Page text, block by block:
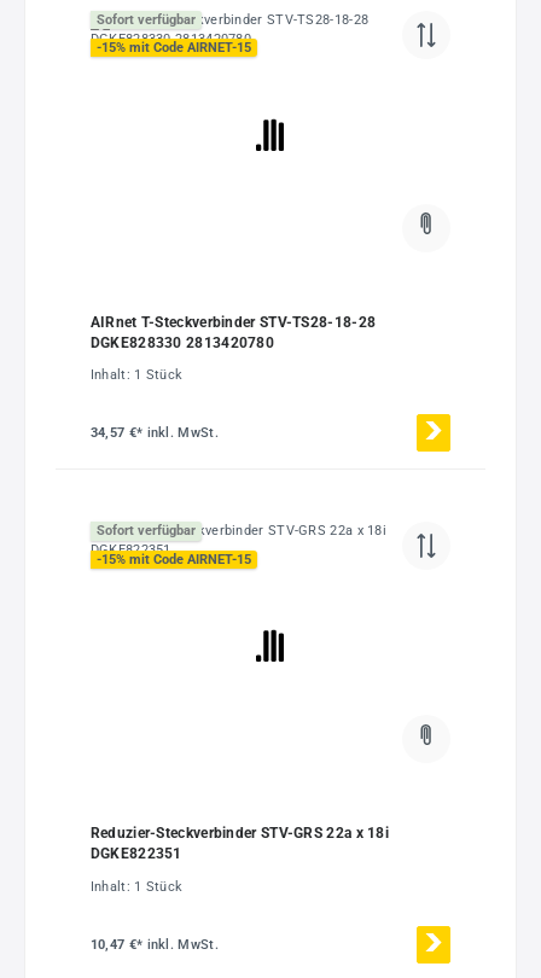
Sofort verfügbar
-15% mit Code AIRNET-15
AIRnet T-Steckverbinder STV-TS28-18-28
DGKE828330 2813420780
Inhalt: 1 Stück
34,57 €* inkl. MwSt.
Sofort verfügbar
-15% mit Code AIRNET-15
Reduzier-Steckverbinder STV-GRS 22a x 18i
DGKE822351
Inhalt: 1 Stück
10,47 €* inkl. MwSt.